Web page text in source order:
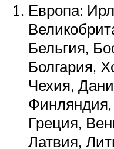
Европа:
Бельгия,
Болгария,
Чехия,
Греция,
Латвия,